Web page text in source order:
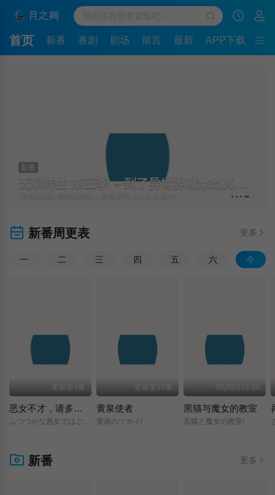
首页 新番 番剧 剧场 留言 最新 APP下载
新番
新番周更表 更多
一 二 三 四 五 六 今
更新至4集
恶女不才，请多关照 ～雏宫蝶鼠换身传～
ふつつかな悪女ではございますが/～雛宮蝶鼠とりかえ伝～/
更新至17集
黄泉使者
黄泉のツガイ/
08|周日23:30
黑猫与魔女的教室
黒猫と魔女の教室/
新番 更多